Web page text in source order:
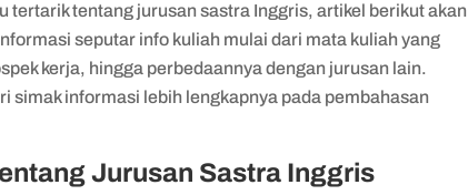
tertarik tentang jurusan sastra Inggris, artikel berikut akan
seputar info kuliah mulai dari mata kuliah yang
kerja, hingga perbedaannya dengan jurusan lain.
simak informasi lebih lengkapnya pada pembahasan
Jurusan Sastra Inggris